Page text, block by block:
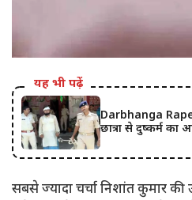
यह भी पढ़ें
Darbhanga Rape
छात्रा से दुष्कर्म
सबसे ज्यादा चर्चा निशांत कुमार की